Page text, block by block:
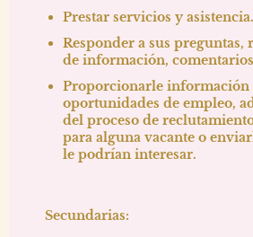
Prestar servicios y asistencia.
Responder a sus preguntas,
de información,
Proporcionarle información
oportunidades de empleo,
del proceso de
para alguna vacante o
le podrían interesar.
Secundarias: